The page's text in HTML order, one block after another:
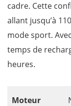
cadre. Cette
allant jusqu’à
mode sport.
temps de
heures.
Moteur